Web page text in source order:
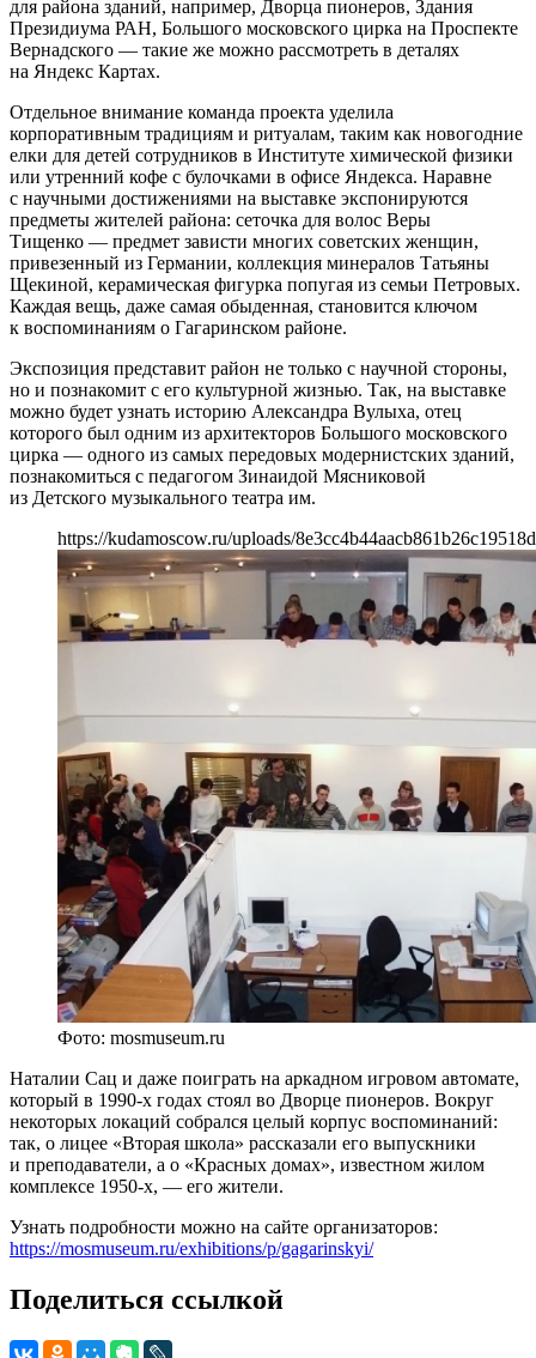
для района зданий, например, Дворца пионеров, Здания
Президиума РАН, Большого московского цирка на Проспекте
Вернадского — такие же можно рассмотреть в деталях
на Яндекс Картах.
Отдельное внимание команда проекта уделила
корпоративным традициям и ритуалам, таким как новогодние
елки для детей сотрудников в Институте химической физики
или утренний кофе с булочками в офисе Яндекса. Наравне
с научными достижениями на выставке экспонируются
предметы жителей района: сеточка для волос Веры
Тищенко — предмет зависти многих советских женщин,
привезенный из Германии, коллекция минералов Татьяны
Щекиной, керамическая фигурка попугая из семьи Петровых.
Каждая вещь, даже самая обыденная, становится ключом
к воспоминаниям о Гагаринском районе.
Экспозиция представит район не только с научной стороны,
но и познакомит с его культурной жизнью. Так, на выставке
можно будет узнать историю Александра Вулыха, отец
которого был одним из архитекторов Большого московского
цирка — одного из самых передовых модернистских зданий,
познакомиться с педагогом Зинаидой Мясниковой
из Детского музыкального театра им.
https://kudamoscow.ru/uploads/
Фото: mosmuseum.ru
Наталии Сац и даже поиграть на аркадном игровом автомате,
который в 1990-х годах стоял во Дворце пионеров. Вокруг
некоторых локаций собрался целый корпус воспоминаний:
так, о лицее «Вторая школа» рассказали его выпускники
и преподаватели, а о «Красных домах», известном жилом
комплексе 1950-х, — его жители.
Узнать подробности можно на сайте организаторов:
https://mosmuseum.ru/exhibitions/p/gagarinskyi/
Поделиться ссылкой